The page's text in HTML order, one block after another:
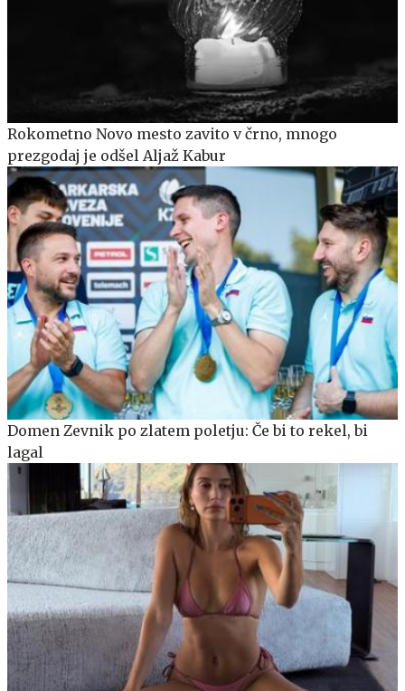
Rokometno Novo mesto zavito v črno, mnogo
prezgodaj je odšel Aljaž Kabur
Domen Zevnik po zlatem poletju: Če bi to rekel, bi
lagal